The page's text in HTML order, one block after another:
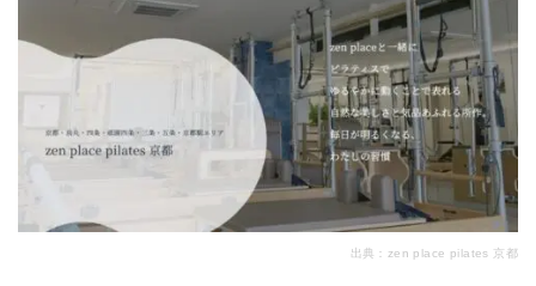
出典： zen place pilates 京都